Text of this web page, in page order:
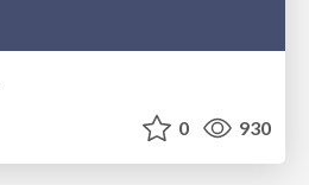
0 930